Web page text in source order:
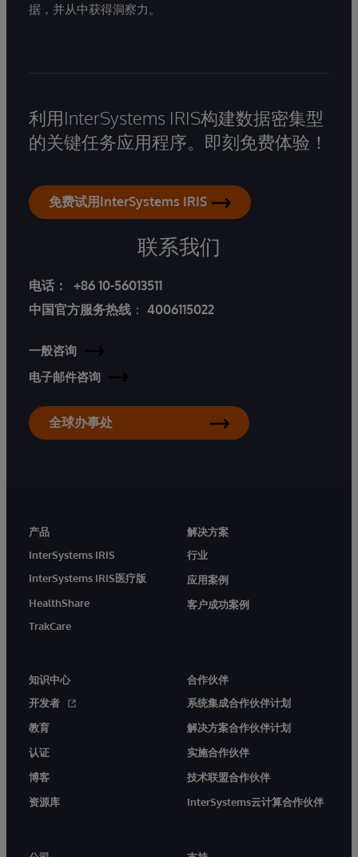
据，并从中获得洞察力。
利用InterSystems IRIS构建数据密集型
的关键任务应用程序。即刻免费体验！
免费试用InterSystems IRIS
联系我们
电话：
+86 10-56013511
中国官方服务热线 ： 4006115022
一般咨询
电子邮件咨询
全球办事处
产品
InterSystems IRIS
InterSystems IRIS医疗版
HealthShare
TrakCare
解决方案
行业
应用案例
客户成功案例
知识中心
开发者
教育
认证
博客
资源库
合作伙伴
系统集成合作伙伴计划
解决方案合作伙伴计划
实施合作伙伴
技术联盟合作伙伴
InterSystems云计算合作伙伴